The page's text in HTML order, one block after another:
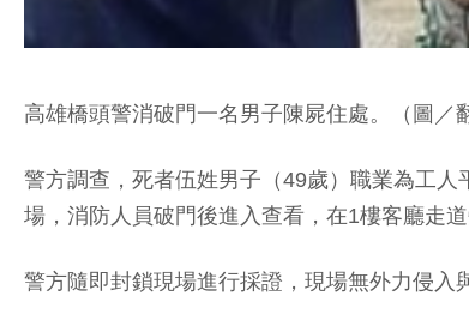
高雄橋頭警消破門一名男子陳屍住處。（圖／
警方調查，死者伍姓男子（49歲）職業為工
場，消防人員破門後進入查看，在1樓客廳走
警方隨即封鎖現場進行採證，現場無外力侵入